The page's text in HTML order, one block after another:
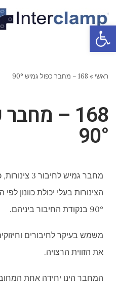
ראשי » 168 – מחבר כפול גמיש 90°
168 –
90°
מחבר גמיש
הצינורות בעלי יכולת כוונון
90° בנקודת החיבור ביניהם.
משמש בעיקר לחיבורים
את הזווית הרצויה.
המחבר הינו יחידה אחת
פתח סרגל נגישות